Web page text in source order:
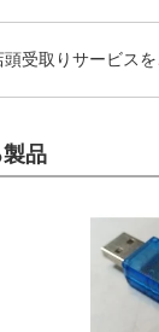
受取りサービスを
品